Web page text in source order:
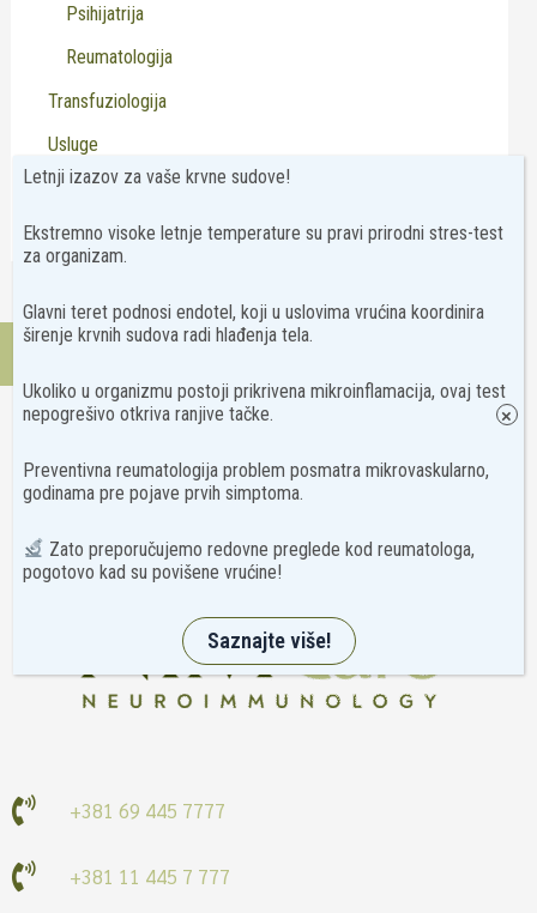
Psihijatrija
Reumatologija
Transfuziologija
Usluge
Virusologija
Kontakt
+381 69 445 7777
+381 11 445 7 777
Letnji izazov za vaše krvne sudove!
Ekstremno visoke letnje temperature su pravi prirodni stres-test
za organizam.
Glavni teret podnosi endotel, koji u uslovima vrućina koordinira
širenje krvnih sudova radi hlađenja tela.
Ukoliko u organizmu postoji prikrivena mikroinflamacija, ovaj test
nepogrešivo otkriva ranjive tačke.
Preventivna reumatologija problem posmatra mikrovaskularno,
godinama pre pojave prvih simptoma.
Zato preporučujemo redovne preglede kod reumatologa,
pogotovo kad su povišene vrućine!
Saznajte više!
×